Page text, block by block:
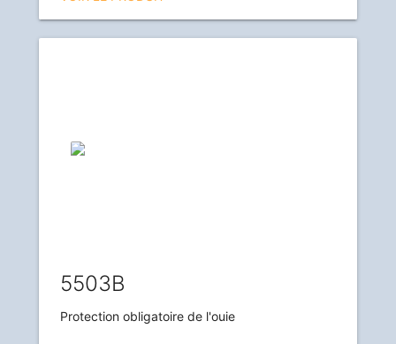
5503B
Protection obligatoire de l'ouie